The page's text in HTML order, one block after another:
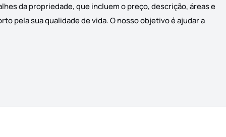
da propriedade, que incluem o preço, descrição, áreas e
pela sua qualidade de vida. O nosso objetivo é ajudar a